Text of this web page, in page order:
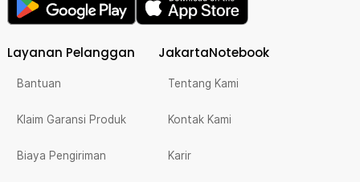
Layanan Pelanggan
Bantuan
Klaim Garansi Produk
Biaya Pengiriman
JakartaNotebook
Tentang Kami
Kontak Kami
Karir